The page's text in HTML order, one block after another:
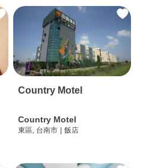
Country Motel
Country Motel
東區, 台南市 | 飯店